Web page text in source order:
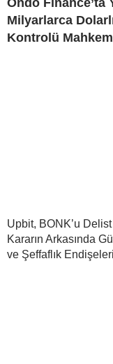
Ondo
Milyarlarca
Kontrolü
Upbit, BONK’u
Kararın Arkasında
ve Şeffaflık